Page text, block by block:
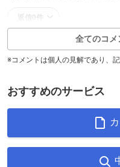
返信0件
全てのコメ
※コメントは個人の見解であり、
おすすめのサービス